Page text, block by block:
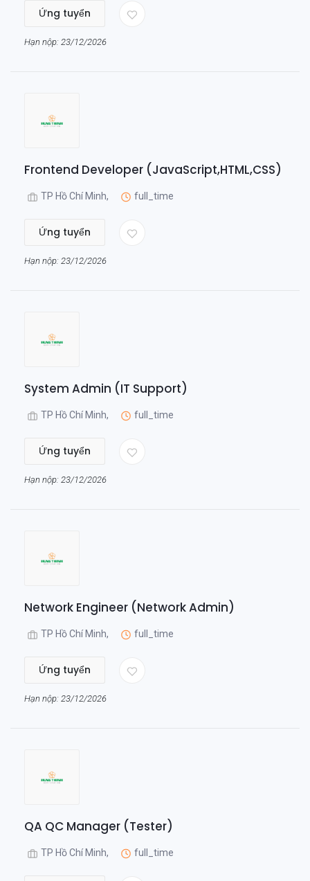
Ứng tuyển
Hạn nộp: 23/12/2026
Frontend Developer (JavaScript,HTML,CSS)
TP Hồ Chí Minh, full_time
Ứng tuyển
Hạn nộp: 23/12/2026
System Admin (IT Support)
TP Hồ Chí Minh, full_time
Ứng tuyển
Hạn nộp: 23/12/2026
Network Engineer (Network Admin)
TP Hồ Chí Minh, full_time
Ứng tuyển
Hạn nộp: 23/12/2026
QA QC Manager (Tester)
TP Hồ Chí Minh, full_time